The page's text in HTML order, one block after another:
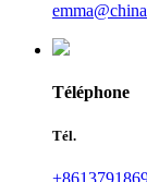
Téléphone
Tél.